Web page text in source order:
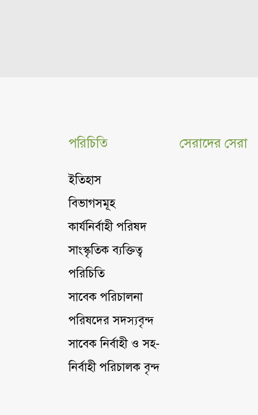
পরিচিতি
ইতিহাস
বিভাগসমূহ
কার্যনির্বাহী পরিষদ
সাংস্কৃতিক ব্যক্তিত্ব
পরিচিতি
সাবেক পরিচালনা
পরিষদের সদস্যবৃন্দ
সাবেক নির্বাহী ও সহ-
নির্বাহী পরিচালক বৃন্দ
সেরাদের সেরা